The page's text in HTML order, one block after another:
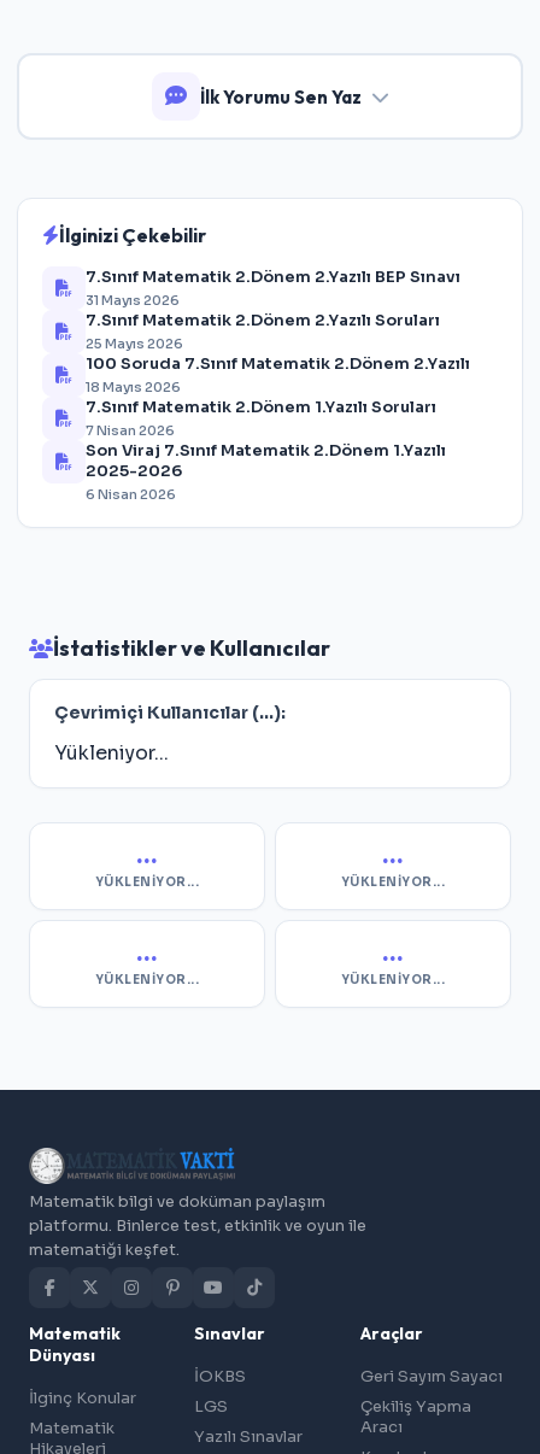
İlk Yorumu Sen Yaz
İlginizi Çekebilir
7.Sınıf Matematik 2.Dönem 2.Yazılı BEP Sınavı
31 Mayıs 2026
7.Sınıf Matematik 2.Dönem 2.Yazılı Soruları
25 Mayıs 2026
100 Soruda 7.Sınıf Matematik 2.Dönem 2.Yazılı
18 Mayıs 2026
7.Sınıf Matematik 2.Dönem 1.Yazılı Soruları
7 Nisan 2026
Son Viraj 7.Sınıf Matematik 2.Dönem 1.Yazılı
2025-2026
6 Nisan 2026
İstatistikler ve Kullanıcılar
Çevrimiçi Kullanıcılar (...):
Yükleniyor...
...
YÜKLENIYOR...
...
YÜKLENIYOR...
...
YÜKLENIYOR...
...
YÜKLENIYOR...
Matematik bilgi ve doküman paylaşım
platformu. Binlerce test, etkinlik ve oyun ile
matematiği keşfet.
Matematik
Dünyası
İlginç Konular
Matematik
Hikayeleri
Sınavlar
İOKBS
LGS
Yazılı Sınavlar
Araçlar
Geri Sayım Sayacı
Çekiliş Yapma
Aracı